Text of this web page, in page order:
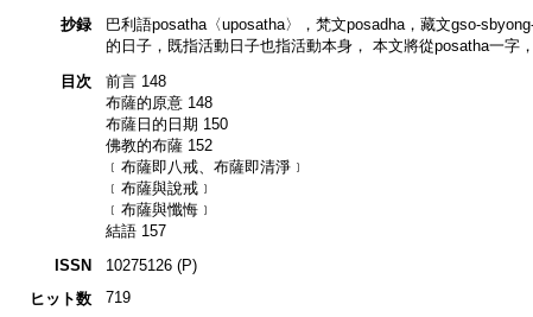
抄録
巴利語posatha〈uposatha〉，梵文posadha，藏文gso-
的日子，既指活動日子也指活動本身， 本文將從posatha一字
目次
前言 148
布薩的原意 148
布薩日的日期 150
佛教的布薩 152
﹝布薩即八戒、布薩即清淨﹞
﹝布薩與說戒﹞
﹝布薩與懺悔﹞
結語 157
ISSN
10275126 (P)
ヒット数
719